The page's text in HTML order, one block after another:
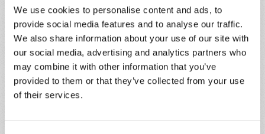
We use cookies to personalise content and ads, to
provide social media features and to analyse our traffic.
We also share information about your use of our site with
our social media, advertising and analytics partners who
may combine it with other information that you’ve
provided to them or that they’ve collected from your use
of their services.
corsisti rende liberamente consultabili e scaricabili
dal portale tutti i documenti e gli atti richiesti dalla
normativa vigente a convalida dei percorsi didattici
offerti. Inoltre tutti gli attestati rilasciati sono
identificati con un codice univoco di
riconoscimento. Tramite esso il corsista, i datori di
lavoro e ogni autorità ispettiva possono verificarne
la corretta emissione.
Formatori: